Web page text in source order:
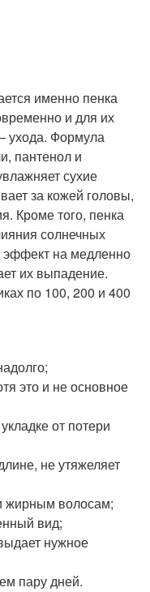
именно пенка
и для их
ухода. Формула
пантенол и
сухие
за кожей головы,
Кроме того, пенка
солнечных
эффект на медленно
их выпадение.
по 100, 200 и 400
это и не основное
от потери
не утяжеляет
жирным волосам;
вид;
нужное
пару дней.